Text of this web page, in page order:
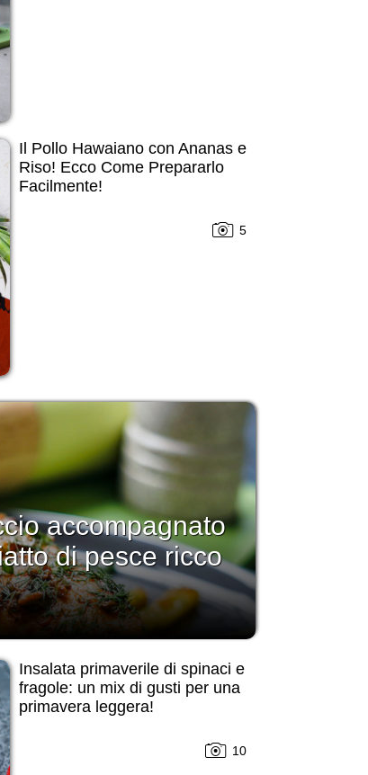
Il Pollo Hawaiano con Ananas e
Riso! Ecco Come Prepararlo
Facilmente!
5
accompagnato
di pesce ricco
Insalata primaverile di spinaci e
fragole: un mix di gusti per una
primavera leggera!
10